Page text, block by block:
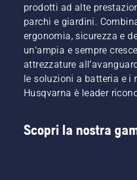
prodotti ad alte
parchi e giardini.
ergonomia, sicurezza e
un'ampia e sempre
attrezzature
le soluzioni a batteria e i
Husqvarna è leader
Scopri la nostra